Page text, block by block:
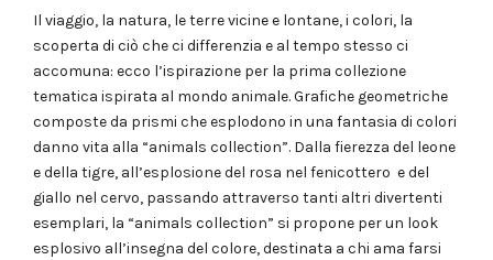
Il viaggio, la natura, le terre vicine e lontane, i colori, la
scoperta di ciò che ci differenzia e al tempo stesso ci
accomuna: ecco l’ispirazione per la prima collezione
tematica ispirata al mondo animale.Grafiche geometriche
composte da prismi che esplodono in una fantasia di colori
danno vita alla “animals collection”. Dalla fierezza del leone
e della tigre, all’esplosione del rosa nel fenicottero e del
giallo nel cervo, passando attraverso tanti altri divertenti
esemplari, la “animals collection” si propone per un look
esplosivo all’insegna del colore, destinata a chi ama farsi